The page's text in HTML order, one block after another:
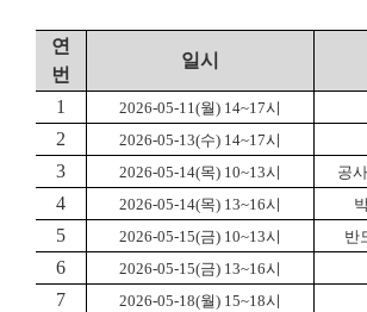
연
번
일시
1 2026-05-11(월) 14~17시
2 2026-05-13(수) 14~17시
3 2026-05-14(목) 10~13시 공
4 2026-05-14(목) 13~16시
5 2026-05-15(금) 10~13시 반
6 2026-05-15(금) 13~16시
7 2026-05-18(월) 15~18시